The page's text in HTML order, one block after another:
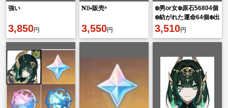
強い
3,850円
𝐍𝙱▪︎販売⁵
3,550円
❄️男or女❄️原石56804個
❄️紡がれた運命64個❄️出
会いの縁132個
❄️❄️❄️❄️❄️❄️
3,510円